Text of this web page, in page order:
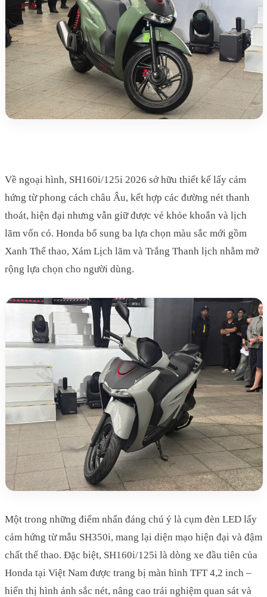
Về ngoại hình, SH160i/125i 2026 sở hữu thiết kế lấy cảm
hứng từ phong cách châu Âu, kết hợp các đường nét thanh
thoát, hiện đại nhưng vẫn giữ được vẻ khỏe khoắn và lịch
lãm vốn có. Honda bổ sung ba lựa chọn màu sắc mới gồm
Xanh Thể thao, Xám Lịch lãm và Trắng Thanh lịch nhằm mở
rộng lựa chọn cho người dùng.
Một trong những điểm nhấn đáng chú ý là cụm đèn LED lấy
cảm hứng từ mẫu SH350i, mang lại diện mạo hiện đại và đậm
chất thể thao. Đặc biệt, SH160i/125i là dòng xe đầu tiên của
Honda tại Việt Nam được trang bị màn hình TFT 4,2 inch –
hiển thị hình ảnh sắc nét, nâng cao trải nghiệm quan sát và